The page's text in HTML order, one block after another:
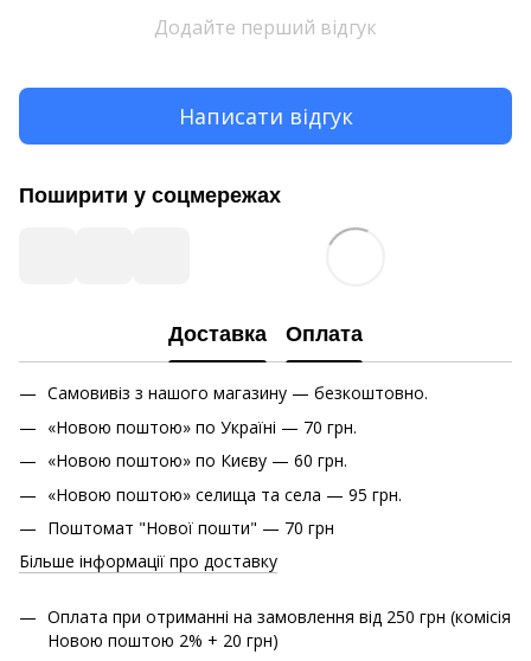
Додайте перший відгук
Написати відгук
Поширити у соцмережах
Доставка Оплата
Самовивіз з нашого магазину — безкоштовно.
«Новою поштою» по Україні — 70 грн.
«Новою поштою» по Києву — 60 грн.
«Новою поштою» cелища та села — 95 грн.
Поштомат "Нової пошти" — 70 грн
Більше інформації про доставку
Оплата при отриманні на замовлення від 250 грн (комісія
Новою поштою 2% + 20 грн)